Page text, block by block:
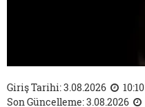
Giriş Tarihi: 3.08.2026
10:10
Son Güncelleme: 3.08.2026